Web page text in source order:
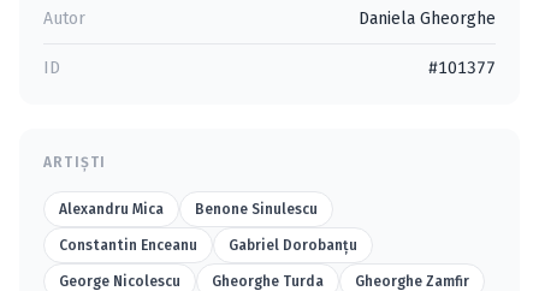
Autor Daniela Gheorghe
ID #101377
ARTIȘTI
Alexandru Mica Benone Sinulescu
Constantin Enceanu Gabriel Dorobanţu
George Nicolescu Gheorghe Turda Gheorghe Zamfir